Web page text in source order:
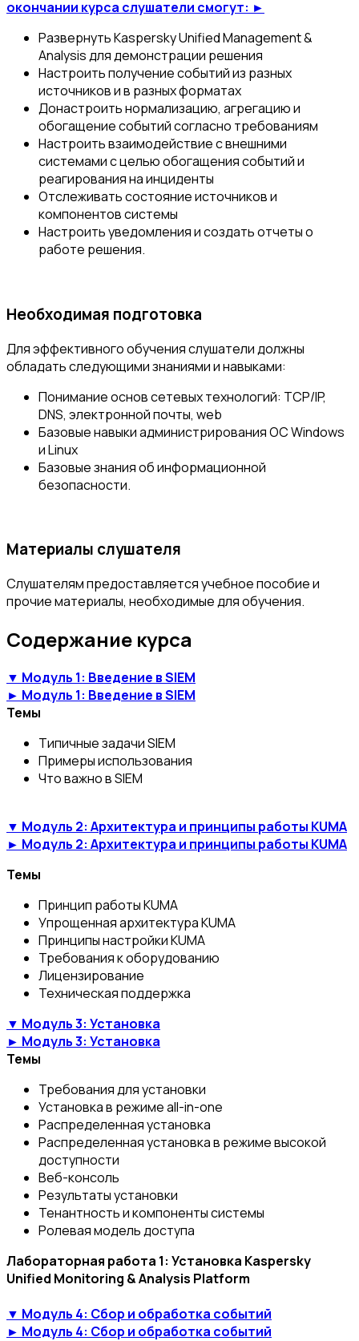
окончании курса слушатели смогут: ►
Развернуть Kaspersky Unified Management &
Analysis для демонстрации решения
Настроить получение событий из разных
источников и в разных форматах
Донастроить нормализацию, агрегацию и
обогащение событий согласно требованиям
Настроить взаимодействие с внешними
системами с целью обогащения событий и
реагирования на инциденты
Отслеживать состояние источников и
компонентов системы
Настроить уведомления и создать отчеты о
работе решения.
Необходимая подготовка
Для эффективного обучения слушатели должны
обладать следующими знаниями и навыками:
Понимание основ сетевых технологий: TCP/IP,
DNS, электронной почты, web
Базовые навыки администрирования ОС Windows
и Linux
Базовые знания об информационной
безопасности.
Материалы слушателя
Слушателям предоставляется учебное пособие и
прочие материалы, необходимые для обучения.
Содержание курса
▼ Модуль 1: Введение в SIEM
► Модуль 1: Введение в SIEM
Темы
Типичные задачи SIEM
Примеры использования
Что важно в SIEM
▼ Модуль 2: Архитектура и принципы работы KUMA
► Модуль 2: Архитектура и принципы работы KUMA
Темы
Принцип работы KUMA
Упрощенная архитектура KUMA
Принципы настройки KUMA
Требования к оборудованию
Лицензирование
Техническая поддержка
▼ Модуль 3: Установка
► Модуль 3: Установка
Темы
Требования для установки
Установка в режиме all-in-one
Распределенная установка
Распределенная установка в режиме высокой
доступности
Веб-консоль
Результаты установки
Тенантность и компоненты системы
Ролевая модель доступа
Лабораторная работа 1: Установка Kaspersky
Unified Monitoring & Analysis Platform
▼ Модуль 4: Сбор и обработка событий
► Модуль 4: Сбор и обработка событий